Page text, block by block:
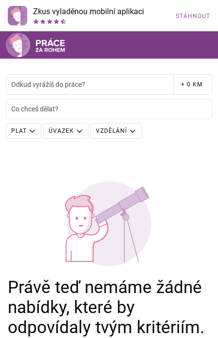
Zkus vyladěnou mobilní aplikaci STÁHNOUT
Odkud vyrážíš do práce? + 0 KM
Co chceš dělat?
PLAT ÚVAZEK VZDĚLÁNÍ
Právě teď nemáme žádné
nabídky, které by
odpovídaly tvým kritériím.